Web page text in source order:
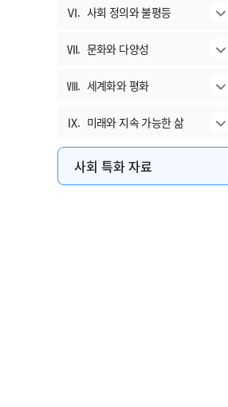
Ⅵ. 사회 정의와 불평등
Ⅶ. 문화와 다양성
Ⅷ. 세계화와 평화
Ⅸ. 미래와 지속 가능한 삶
사회 특화 자료